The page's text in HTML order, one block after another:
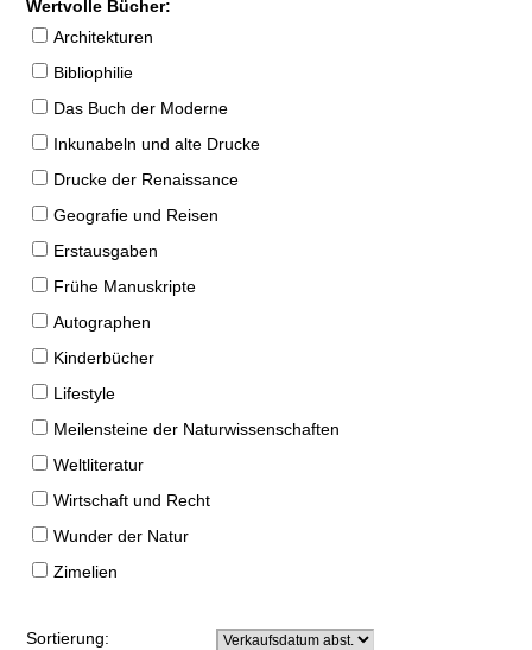
Wertvolle Bücher:
Architekturen
Bibliophilie
Das Buch der Moderne
Inkunabeln und alte Drucke
Drucke der Renaissance
Geografie und Reisen
Erstausgaben
Frühe Manuskripte
Autographen
Kinderbücher
Lifestyle
Meilensteine der Naturwissenschaften
Weltliteratur
Wirtschaft und Recht
Wunder der Natur
Zimelien
Sortierung: